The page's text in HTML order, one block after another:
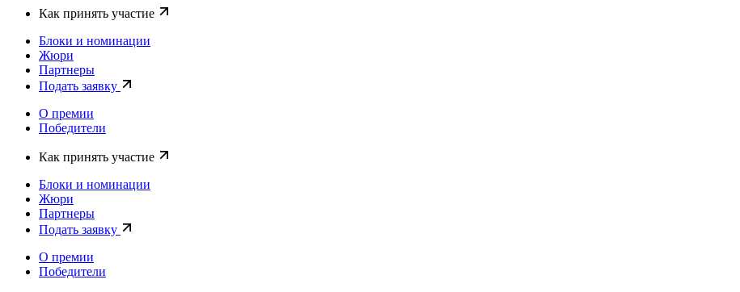
Как принять участие
Блоки и номинации
Жюри
Партнеры
Подать заявку
О премии
Победители
Как принять участие
Блоки и номинации
Жюри
Партнеры
Подать заявку
О премии
Победители